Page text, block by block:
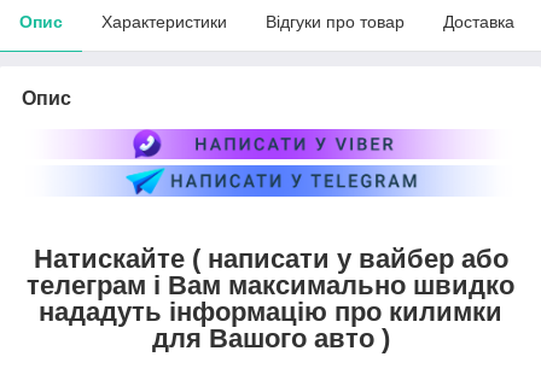
Опис Характеристики Відгуки про товар Доставка
Опис
Натискайте ( написати у вайбер або
телеграм і Вам максимально швидко
нададуть інформацію про килимки
для Вашого авто )